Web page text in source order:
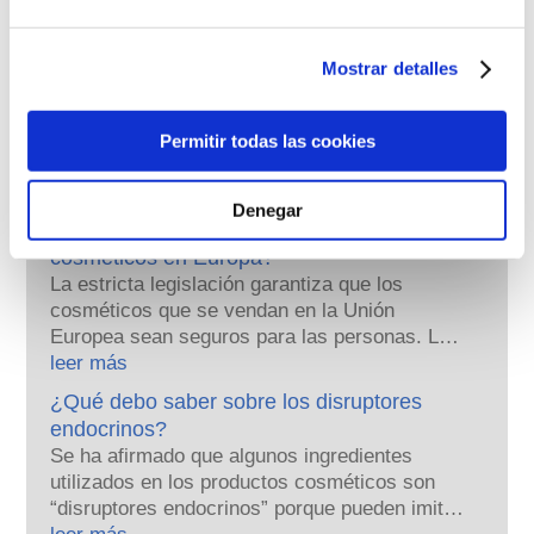
Mostrar detalles
Permitir todas las cookies
Denegar
cosméticos fuera de la UE.
Conozca sus cosméticos
cosméticos en Europa?
La estricta legislación garantiza que los
cosméticos que se vendan en la Unión
Europea sean seguros para las personas. Las
empresas y las autoridades reguladoras
nacionales y europeas tienen la
responsabilidad compartida de garantizar la
seguridad de los productos cosméticos.
leer más
¿Qué debo saber sobre los disruptores
endocrinos?
Se ha afirmado que algunos ingredientes
utilizados en los productos cosméticos son
“disruptores endocrinos” porque pueden imitar